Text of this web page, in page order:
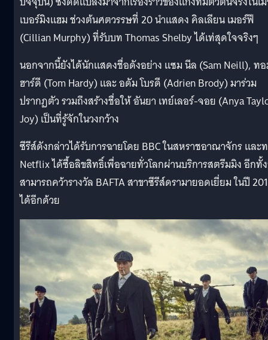
เบอร์มิงแฮม ช่วงต้นศตวรรษที่ 20 นำแสดง คิลเลียน เมอร์ฟี
(Cillian Murphy) ที่รับบท Thomas Shelby ได้เท่สุดใจจริงๆ
นอกจากนี้ยังได้นักแสดงชื่อดังอย่าง แซม นีล (Sam Neill), ท
ฮาร์ดี (Tom Hardy) และ อดัม โบรดี (Adrien Brody) มาร่วม
ปรากฏตัว รวมถึงสร้างชื่อให้ อันยา เทย์เลอร์-จอย (Anya
Joy) เป็นที่รู้จักในวงกว้าง
ซีรีส์ดังกล่าวได้รับการฉายโดย BBC ในสหราชอาณาจักร และ
Netflix ได้ซื้อลิขสิทธิ์เพื่อฉายทั่วโลกผ่านบริการสตรีมมิง อีกทั้
สามารถคว้ารางวัล BAFTA สาขาซีรีส์ดรามายอดเยี่ยม ในปี
ได้อีกด้วย